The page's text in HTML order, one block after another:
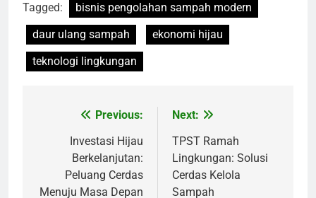
Tagged:
bisnis pengolahan sampah modern
daur ulang sampah
ekonomi hijau
teknologi lingkungan
NavigasiPrevious:
Investasi Hijau
Berkelanjutan:
Peluang Cerdas
Menuju Masa Depan
Next:
TPST Ramah
Lingkungan: Solusi
Cerdas Kelola
Sampah